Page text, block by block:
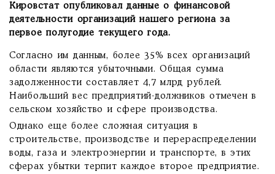
Кировстат опубликовал данные о финансовой
деятельности организаций нашего региона за
первое полугодие текущего года.
Согласно им данным, более 35% всех организаций
области являются убыточными. Общая сумма
задолженности составляет 4,7 млрд рублей.
Наибольший вес предприятий-должников отмечен в
сельском хозяйство и сфере производства.
Однако еще более сложная ситуация в
строительстве, производстве и перераспределении
воды, газа и электроэнергии и транспорте, в этих
сферах убытки терпит каждое второе предприятие.